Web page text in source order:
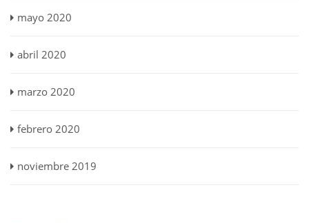
mayo 2020
abril 2020
marzo 2020
febrero 2020
noviembre 2019